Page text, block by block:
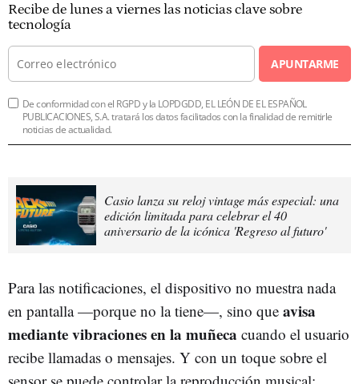
Recibe de lunes a viernes las noticias clave sobre
tecnología
APUNTARME
De conformidad con el RGPD y la LOPDGDD, EL LEÓN DE EL ESPAÑOL
PUBLICACIONES, S.A. tratará los datos facilitados con la finalidad de remitirle
noticias de actualidad.
Casio lanza su reloj vintage más especial: una
edición limitada para celebrar el 40
aniversario de la icónica 'Regreso al futuro'
Para las notificaciones, el dispositivo no muestra nada
en pantalla —porque no la tiene—, sino que avisa
mediante vibraciones en la muñeca cuando el usuario
recibe llamadas o mensajes. Y con un toque sobre el